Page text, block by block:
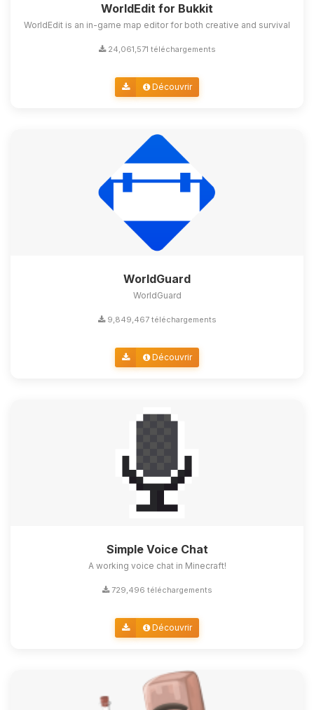
WorldEdit for Bukkit
WorldEdit is an in-game map editor for both creative and survival
24,061,571 téléchargements
Découvrir
WorldGuard
WorldGuard
9,849,467 téléchargements
Découvrir
Simple Voice Chat
A working voice chat in Minecraft!
729,496 téléchargements
Découvrir